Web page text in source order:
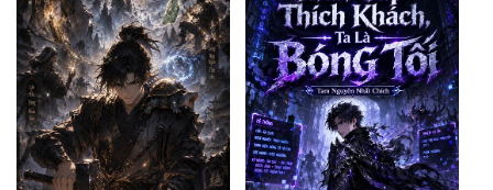
Tu Chân
Tu Tiên
Tội Phạm
Vô Địch